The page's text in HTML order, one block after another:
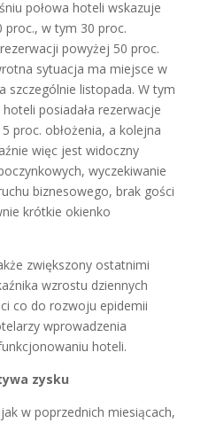
połowa hoteli wskazuje
proc., w tym 30 proc.
powyżej 50 proc.
sytuacja ma miejsce w
szczególnie listopada. W tym
posiadała rezerwacje
proc. obłożenia, a kolejna
więc jest widoczny
wyczekiwanie
biznesowego, brak gości
krótkie okienko
zwiększony ostatnimi
wzrostu dziennych
co do rozwoju epidemii
wprowadzenia
hoteli.
zysku
w poprzednich miesiącach,